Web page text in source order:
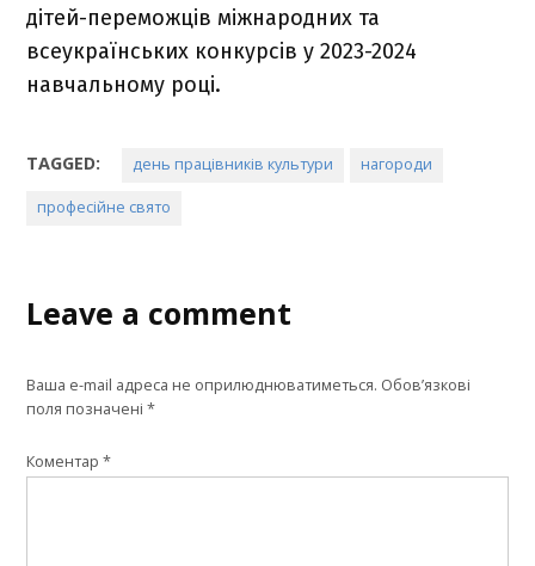
дітей-переможців міжнародних та
всеукраїнських конкурсів у 2023-2024
навчальному році.
TAGGED: день працівників культури нагороди
професійне свято
Leave a comment
Ваша e-mail адреса не оприлюднюватиметься. Обов’язкові
поля позначені*
Коментар*